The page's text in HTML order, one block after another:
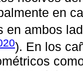
en
en ambos
). En los